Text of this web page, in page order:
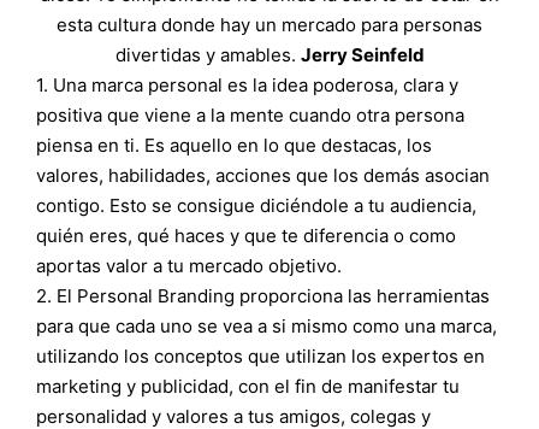
esta cultura donde hay un mercado para personas
divertidas y amables. Jerry Seinfeld
1. Una marca personal es la idea poderosa, clara y
positiva que viene a la mente cuando otra persona
piensa en ti. Es aquello en lo que destacas, los
valores, habilidades, acciones que los demás asocian
contigo. Esto se consigue diciéndole a tu audiencia,
quién eres, qué haces y que te diferencia o como
aportas valor a tu mercado objetivo.
2. El Personal Branding proporciona las herramientas
para que cada uno se vea a si mismo como una marca,
utilizando los conceptos que utilizan los expertos en
marketing y publicidad, con el fin de manifestar tu
personalidad y valores a tus amigos, colegas y